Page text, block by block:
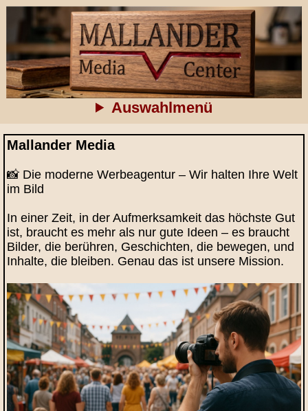
Auswahlmenü
Mallander Media
📸 Die moderne Werbeagentur – Wir halten Ihre Welt
im Bild
In einer Zeit, in der Aufmerksamkeit das höchste Gut
ist, braucht es mehr als nur gute Ideen – es braucht
Bilder, die berühren, Geschichten, die bewegen, und
Inhalte, die bleiben. Genau das ist unsere Mission.